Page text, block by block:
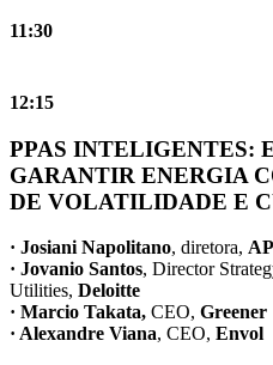
11:30
12:15
PPAS INTELIGENTES:
GARANTIR ENERGIA
DE VOLATILIDADE E
· Josiani Napolitano, diretora,
· Jovanio Santos, Director
Utilities, Deloitte
· Marcio Takata, CEO, Greener
· Alexandre Viana, CEO, Envol